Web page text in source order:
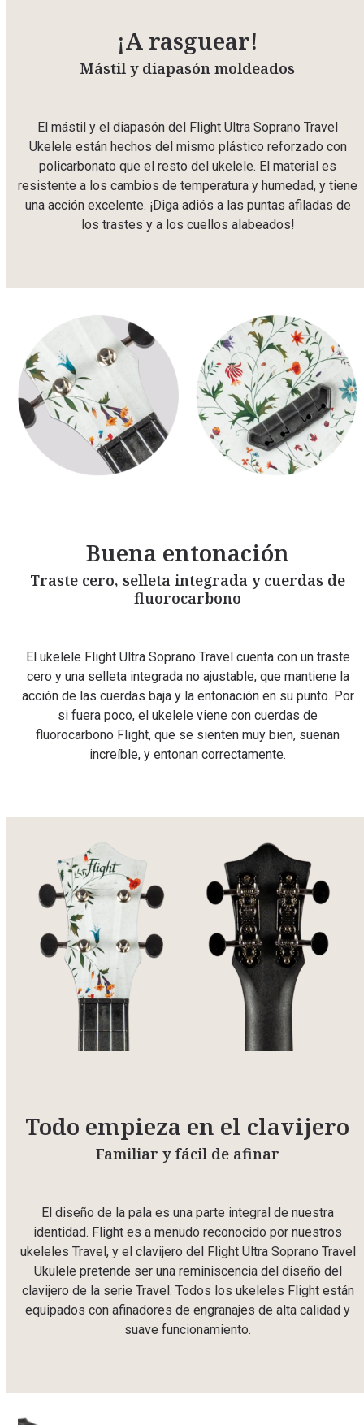
¡A rasguear!
Mástil y diapasón moldeados
El mástil y el diapasón del Flight Ultra Soprano Travel
Ukelele están hechos del mismo plástico reforzado con
policarbonato que el resto del ukelele. El material es
resistente a los cambios de temperatura y humedad, y tiene
una acción excelente. ¡Diga adiós a las puntas afiladas de
los trastes y a los cuellos alabeados!
Buena entonación
Traste cero, selleta integrada y cuerdas de
fluorocarbono
El ukelele Flight Ultra Soprano Travel cuenta con un traste
cero y una selleta integrada no ajustable, que mantiene la
acción de las cuerdas baja y la entonación en su punto. Por
si fuera poco, el ukelele viene con cuerdas de
fluorocarbono Flight, que se sienten muy bien, suenan
increíble, y entonan correctamente.
Todo empieza en el clavijero
Familiar y fácil de afinar
El diseño de la pala es una parte integral de nuestra
identidad. Flight es a menudo reconocido por nuestros
ukeleles Travel, y el clavijero del Flight Ultra Soprano Travel
Ukulele pretende ser una reminiscencia del diseño del
clavijero de la serie Travel. Todos los ukeleles Flight están
equipados con afinadores de engranajes de alta calidad y
suave funcionamiento.